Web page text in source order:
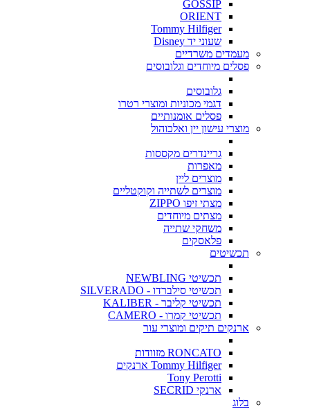
GOSSIP
ORIENT
Tommy Hilfiger
שעוני יד Disney
מעמדים משרדיים
פסלים מיוחדים וגלובוסים
גלובוסים
דגמי מכוניות ומוצרי רטרו
פסלים אומנותיים
מוצרי עישון יין ואלכוהול
גריינדרים מקססות
מאפרות
מוצרים ליין
מוצרים לשתייה וקוקטליים
מצתי זיפו ZIPPO
מצתים מיוחדים
משחקי שתייה
פלאסקים
תכשיטים
תכשיטי NEWBLING
תכשיטי סילברדו - SILVERADO
תכשיטי קליבר - KALIBER
תכשיטי קמרו - CAMERO
ארנקים תיקים ומוצרי עור
RONCATO מזוודות
Tommy Hilfiger ארנקים
Tony Perotti
ארנקי SECRID
בלוג